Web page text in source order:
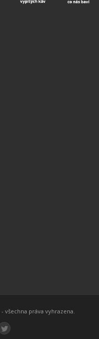
- všechna práva vyhrazena.